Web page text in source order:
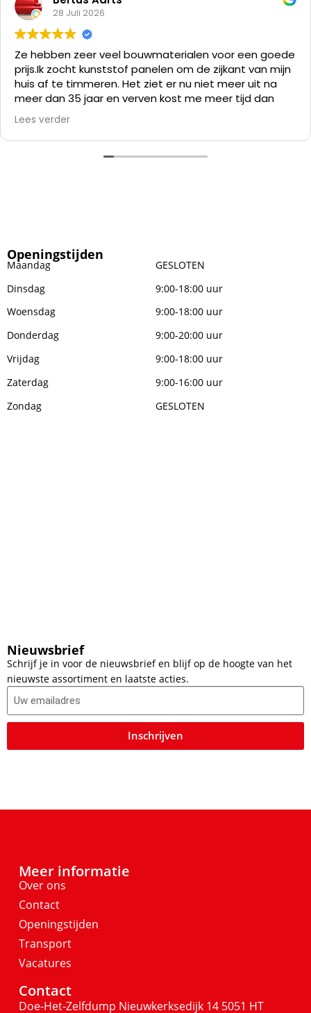
28 Juli 2026
Ze hebben zeer veel bouwmaterialen voor een goede
prijs.Ik zocht kunststof panelen om de zijkant van mijn
huis af te timmeren. Het ziet er nu niet meer uit na
meer dan 35 jaar en verven kost me meer tijd dan
alles er af slopen en die kunststof panelen er op
zetten.
Lees verder
Openingstijden
Maandag
GESLOTEN
Dinsdag
9:00-18:00 uur
Woensdag
9:00-18:00 uur
Donderdag
9:00-20:00 uur
Vrijdag
9:00-18:00 uur
Zaterdag
9:00-16:00 uur
Zondag
GESLOTEN
Nieuwsbrief
Schrijf je in voor de nieuwsbrief en blijf op de hoogte van het
nieuwste assortiment en laatste acties.
Inschrijven
Meer informatie
Over ons
Contact
Openingstijden
Transport
Vacatures
Contact
Doe-Het-Zelfdump Nieuwkerksedijk 14 5051 HT